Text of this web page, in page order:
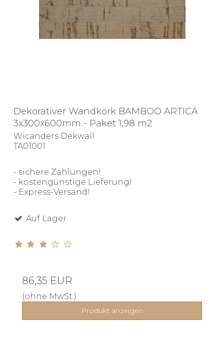
Dekorativer Wandkork BAMBOO ARTICA
3x300x600mm - Paket 1,98 m2
Wicanders Dekwall
TA01001
- sichere Zahlungen!
- kostengünstige Lieferung!
- Express-Versand!
Auf Lager
86,35 EUR
(ohne MwSt.)
Produkt anzeigen